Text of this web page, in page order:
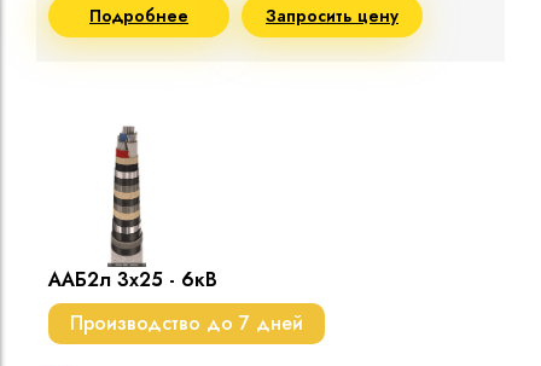
Подробнее Запросить цену
ААБ2л 3х25 - 6кВ
Производство до 7 дней